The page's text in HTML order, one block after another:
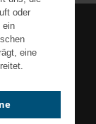
oder
ein
eine